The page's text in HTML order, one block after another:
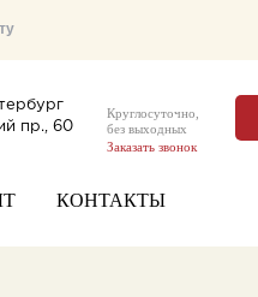
пр., 60
Круглосуточно,
без выходных
Заказать звонок
КОНТАКТЫ